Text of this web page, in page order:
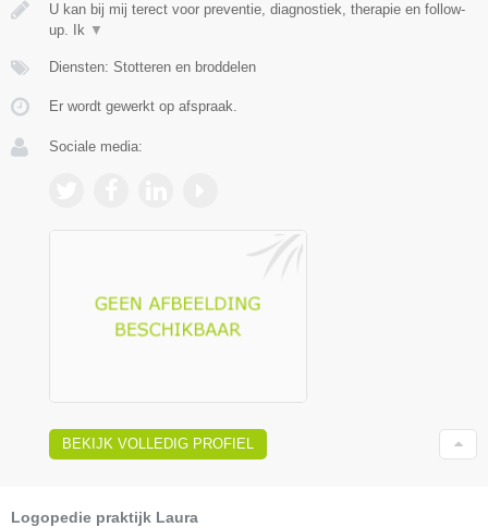
U kan bij mij terect voor preventie, diagnostiek, therapie en follow-
up. Ik ▼
Diensten: Stotteren en broddelen
Er wordt gewerkt op afspraak.
Sociale media:
BEKIJK VOLLEDIG PROFIEL
Logopedie praktijk Laura